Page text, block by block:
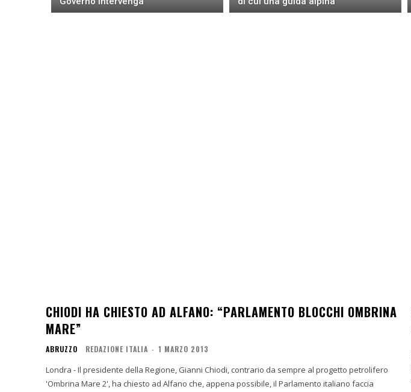
CHIODI HA CHIESTO AD ALFANO: “PARLAMENTO BLOCCHI OMBRINA
MARE”
ABRUZZO REDAZIONE ITALIA - 1 MARZO 2013
Londra - Il presidente della Regione, Gianni Chiodi, contrario da sempre al progetto petrolifero
'Ombrina Mare 2', ha chiesto ad Alfano che, appena possibile, il Parlamento italiano faccia